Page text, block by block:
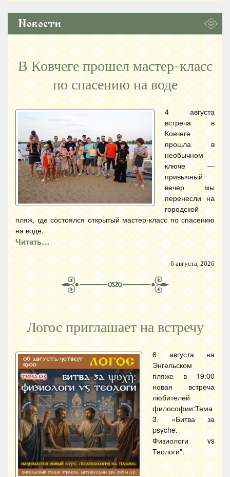
Новости
В Ковчеге прошел мастер-класс
по спасению на воде
4 августа
встреча в
Ковчеге
прошла в
необычном
ключе —
привычный
вечер мы
перенесли на
городской
пляж, где состоялся открытый мастер-класс по спасению
на воде.
Читать…
6 августа, 2026
Логос приглашает на встречу
6 августа на
Энгельском
пляже в 19:00
новая встреча
любителей
философии:Тема
3. «Битва за
psyche.
Физиологи vs
Теологи".